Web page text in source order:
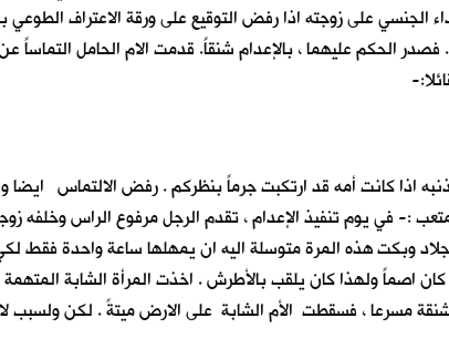
الجنسي على زوجته اذا رفض التوقيع على ورقة الاعتراف
الحكم عليهما ، بالإعدام شنقاً. قدمت الام الحامل
اذا كانت أمه قد ارتكبت جرماً بنظركم . رفض الالتماس ايضا
:- في يوم تنفيذ الإعدام ، تقدم الرجل مرفوع الراس وخلفه
وبكت هذه المرة متوسلة اليه ان يمهلها ساعة واحدة
اصماً ولهذا كان يلقب بالأطرش . اخذت المرأة الشابة المتهمة
مسرعا ، فسقطت الأم الشابة على الارض ميتةً . لكن ولسبب لا